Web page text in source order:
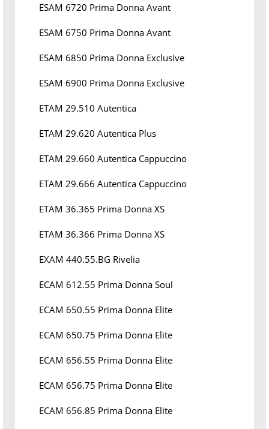
ESAM 6720 Prima Donna Avant
ESAM 6750 Prima Donna Avant
ESAM 6850 Prima Donna Exclusive
ESAM 6900 Prima Donna Exclusive
ETAM 29.510 Autentica
ETAM 29.620 Autentica Plus
ETAM 29.660 Autentica Cappuccino
ETAM 29.666 Autentica Cappuccino
ETAM 36.365 Prima Donna XS
ETAM 36.366 Prima Donna XS
EXAM 440.55.BG Rivelia
ECAM 612.55 Prima Donna Soul
ECAM 650.55 Prima Donna Elite
ECAM 650.75 Prima Donna Elite
ECAM 656.55 Prima Donna Elite
ECAM 656.75 Prima Donna Elite
ECAM 656.85 Prima Donna Elite